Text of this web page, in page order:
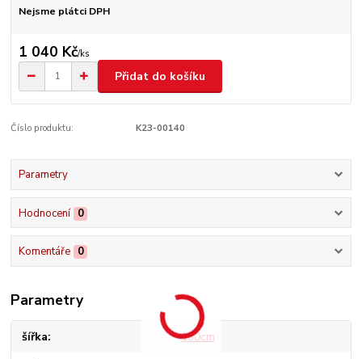
Nejsme plátci DPH
1 040 Kč/ks
Přidat do košíku
Číslo produktu: K23-00140
Parametry
Hodnocení 0
Komentáře 0
Parametry
šířka 130cm